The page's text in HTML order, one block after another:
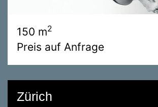
150 m2
Preis auf Anfrage
Zürich